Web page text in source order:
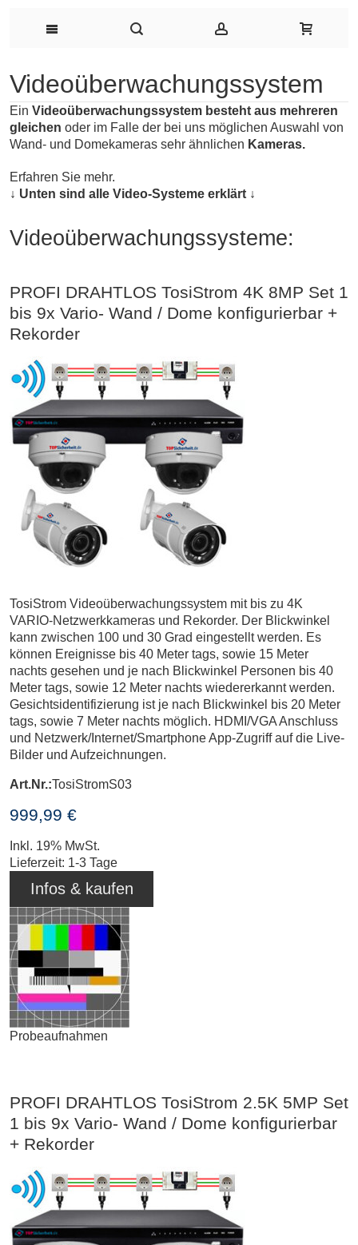
Videoüberwachungssystem
Ein Videoüberwachungssystem besteht aus mehreren
gleichen oder im Falle der bei uns möglichen Auswahl von
Wand- und Domekameras sehr ähnlichen Kameras.
Erfahren Sie mehr.
↓ Unten sind alle Video-Systeme erklärt ↓
Videoüberwachungssysteme:
PROFI DRAHTLOS TosiStrom 4K 8MP Set 1
bis 9x Vario- Wand / Dome konfigurierbar +
Rekorder
TosiStrom Videoüberwachungssystem mit bis zu 4K
VARIO-Netzwerkkameras und Rekorder. Der Blickwinkel
kann zwischen 100 und 30 Grad eingestellt werden. Es
können Ereignisse bis 40 Meter tags, sowie 15 Meter
nachts gesehen und je nach Blickwinkel Personen bis 40
Meter tags, sowie 12 Meter nachts wiedererkannt werden.
Gesichtsidentifizierung ist je nach Blickwinkel bis 20 Meter
tags, sowie 7 Meter nachts möglich. HDMI/VGA Anschluss
und Netzwerk/Internet/Smartphone App-Zugriff auf die Live-
Bilder und Aufzeichnungen.
Art.Nr.:TosiStromS03
999,99 €
Inkl. 19% MwSt.
Lieferzeit: 1-3 Tage
Infos & kaufen
Probeaufnahmen
PROFI DRAHTLOS TosiStrom 2.5K 5MP Set
1 bis 9x Vario- Wand / Dome konfigurierbar
+ Rekorder